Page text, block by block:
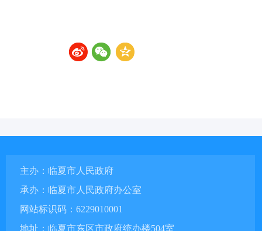
主办：临夏市人民政府
承办：临夏市人民政府办公室
网站标识码：6229010001
地址：临夏市东区市政府统办楼504室